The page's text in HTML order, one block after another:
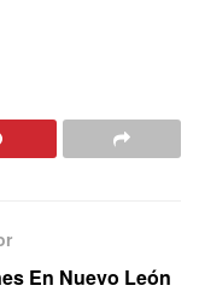
En Nuevo León